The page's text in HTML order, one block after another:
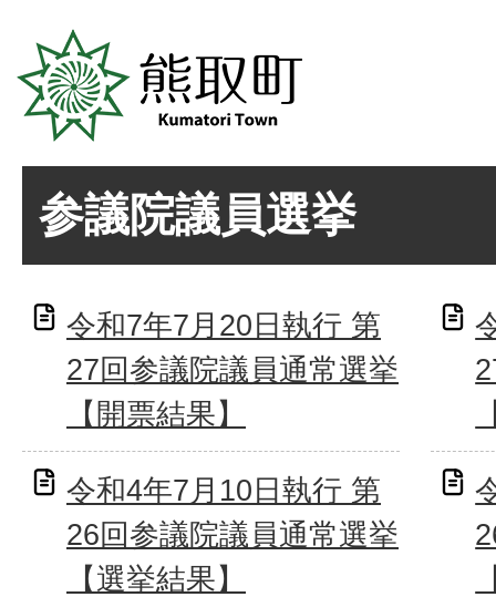
参議院議員選挙
令和7年7月20日執行 第
27回参議院議員通常選挙
【開票結果】
令和4年7月10日執行 第
26回参議院議員通常選挙
【選挙結果】